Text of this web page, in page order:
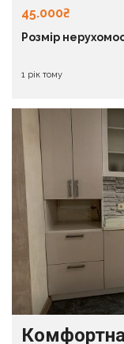
45.000₴
Розмір
1 рік тому